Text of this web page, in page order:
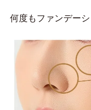
何度もファンデー